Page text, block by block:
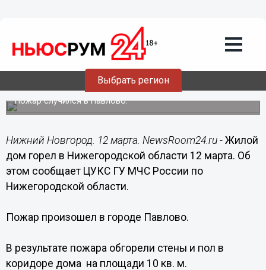
Выбрать регион
12.03.201718:15
Жилой дом горел в Нижегородской
Пожар случился в Павлово.
Нижний Новгород. 12 марта. NewsRoom24.ru - Жилой
дом горел в Нижегородской области 12 марта. Об
этом сообщает ЦУКС ГУ МЧС России по
Нижегородской области.
Пожар произошел в городе Павлово.
В результате пожара обгорели стены и пол в
коридоре дома на площади 10 кв. м.